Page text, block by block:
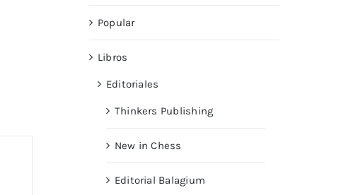
Popular
Libros
Editoriales
Thinkers Publishing
New in Chess
Editorial Balagium